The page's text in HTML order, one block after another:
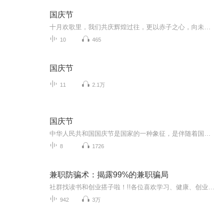
国庆节
10 465
国庆节
11 2.1万
国庆节
8 1726
兼职防骗术：揭露99%的兼职骗局
942 3万